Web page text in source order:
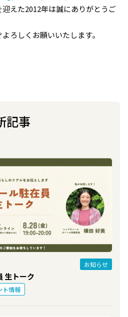
えた2012年は誠にありがとうご
ろしくお願いいたします。
記事
お知らせ
生トーク
ト情報